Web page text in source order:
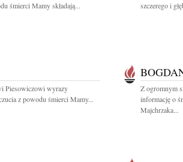
śmierci Mamy składają...
szczerego i
Piesowiczowi wyrazy
z powodu śmierci Mamy...
Z ogromnym
informację o
Majchrzaka...